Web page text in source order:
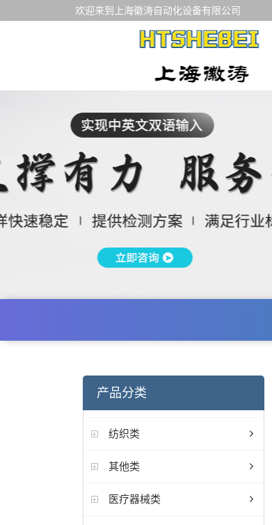
欢迎来到上海徽涛自动化设备有限公司
产品分类
纺织类
其他类
医疗器械类